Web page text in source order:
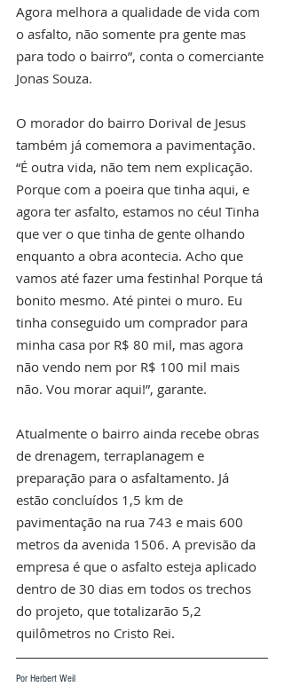
Agora melhora a qualidade de vida com
o asfalto, não somente pra gente mas
para todo o bairro”, conta o comerciante
Jonas Souza.
O morador do bairro Dorival de Jesus
também já comemora a pavimentação.
“É outra vida, não tem nem explicação.
Porque com a poeira que tinha aqui, e
agora ter asfalto, estamos no céu! Tinha
que ver o que tinha de gente olhando
enquanto a obra acontecia. Acho que
vamos até fazer uma festinha! Porque tá
bonito mesmo. Até pintei o muro. Eu
tinha conseguido um comprador para
minha casa por R$ 80 mil, mas agora
não vendo nem por R$ 100 mil mais
não. Vou morar aqui!”, garante.
Atualmente o bairro ainda recebe obras
de drenagem, terraplanagem e
preparação para o asfaltamento. Já
estão concluídos 1,5 km de
pavimentação na rua 743 e mais 600
metros da avenida 1506. A previsão da
empresa é que o asfalto esteja aplicado
dentro de 30 dias em todos os trechos
do projeto, que totalizarão 5,2
quilômetros no Cristo Rei.
Por Herbert Weil